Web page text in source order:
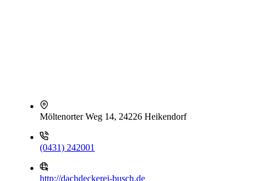
Möltenorter Weg 14, 24226 Heikendorf
(0431) 242001
http://dachdeckerei-busch.de